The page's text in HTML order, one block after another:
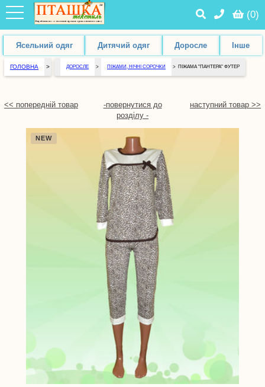
(0)
Ясельний одяг Дитячий одяг Доросле Інше
ГОЛОВНА > ДОРОСЛЕ > ПІЖАМИ, НІЧНІ СОРОЧКИ > ПІЖАМА "ПАНТЕРА" ФУТЕР
<< попередній товар
-повернутися до
розділу -
наступний товар >>
NEW